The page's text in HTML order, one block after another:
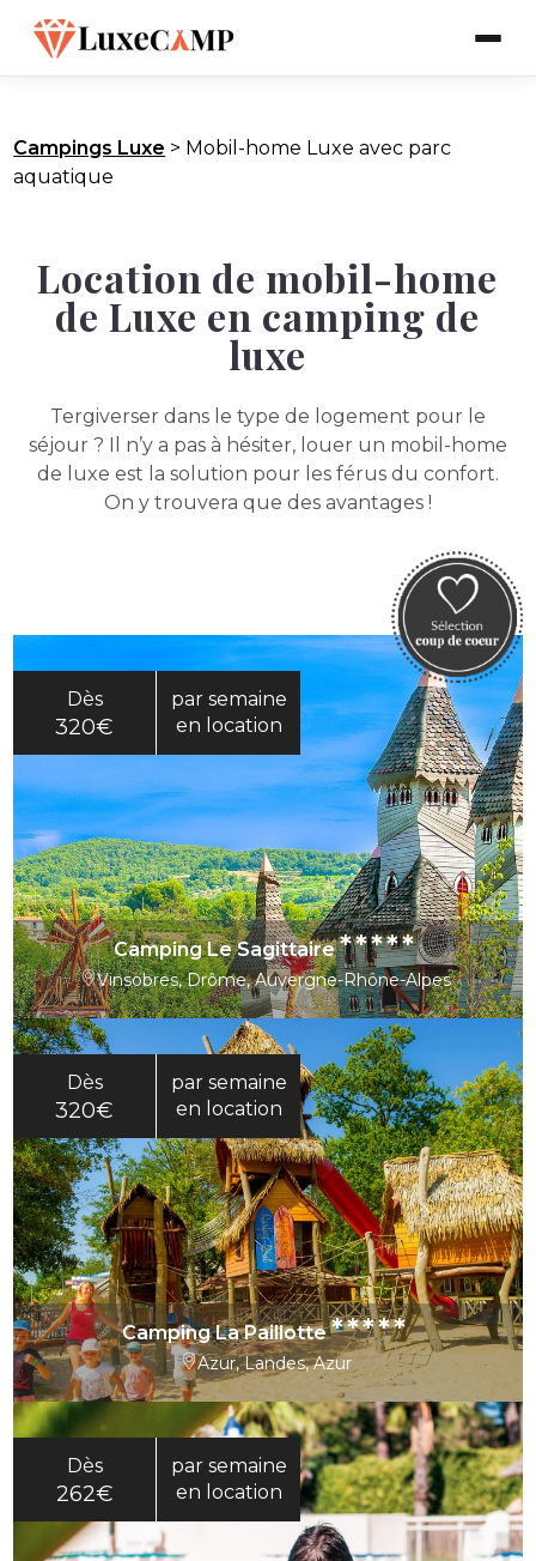
Campings Luxe > Mobil-home Luxe avec parc
aquatique
Location de mobil-home
de Luxe en camping de
luxe
Tergiverser dans le type de logement pour le
séjour ? Il n’y a pas à hésiter, louer un mobil-home
de luxe est la solution pour les férus du confort.
On y trouvera que des avantages !
Dès
320€
par semaine
en location
Camping Le Sagittaire*****
Vinsobres, Drôme, Auvergne-Rhône-Alpes
Dès
320€
par semaine
en location
Camping La Paillotte*****
Azur, Landes, Azur
Dès
262€
par semaine
en location